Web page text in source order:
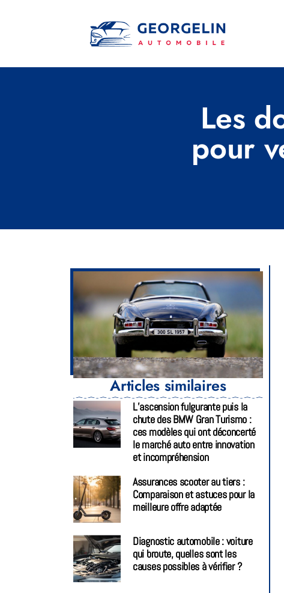
Les
pour
Articles similaires
L’ascension fulgurante puis la
chute des BMW Gran Turismo :
ces modèles qui ont déconcerté
le marché auto entre innovation
et incompréhension
Assurances scooter au tiers :
Comparaison et astuces pour la
meilleure offre adaptée
Diagnostic automobile : voiture
qui broute, quelles sont les
causes possibles à vérifier ?